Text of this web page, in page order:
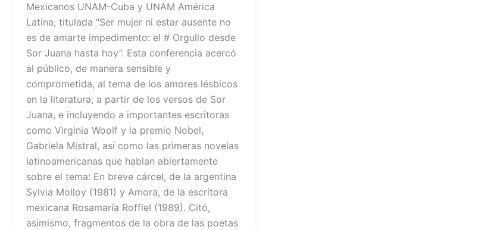
Mexicanos UNAM-Cuba y UNAM América
Latina, titulada “Ser mujer ni estar ausente no
es de amarte impedimento: el # Orgullo desde
Sor Juana hasta hoy”. Esta conferencia acercó
al público, de manera sensible y
comprometida, al tema de los amores lésbicos
en la literatura, a partir de los versos de Sor
Juana, e incluyendo a importantes escritoras
como Virginia Woolf y la premio Nobel,
Gabriela Mistral, así como las primeras novelas
latinoamericanas que hablan abiertamente
sobre el tema: En breve cárcel, de la argentina
Sylvia Molloy (1981) y Amora, de la escritora
mexicana Rosamaría Roffiel (1989). Citó,
asimismo, fragmentos de la obra de las poetas